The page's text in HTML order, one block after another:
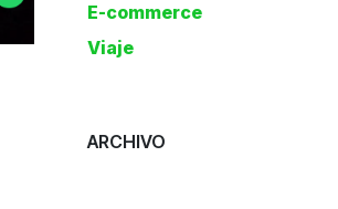
E-commerce
Viaje
ARCHIVO